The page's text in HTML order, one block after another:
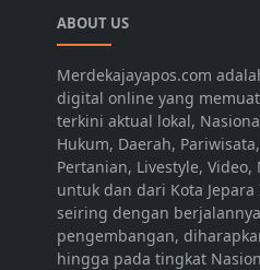
ABOUT US
Merdekajayapos.com
digital online yang
terkini aktual lokal,
Hukum, Daerah,
Pertanian, Livestyle,
untuk dan dari Kota
seiring dengan
pengembangan,
hingga pada tingkat